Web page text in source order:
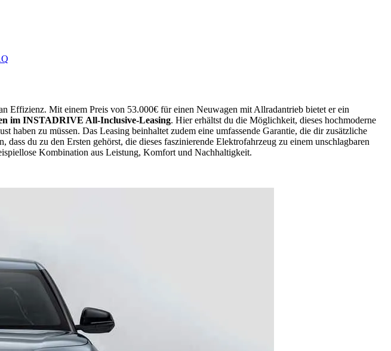
Effizienz. Mit einem Preis von 53.000€ für einen Neuwagen mit Allradantrieb bietet er ein
im INSTADRIVE All-Inclusive-Leasing. Hier erhältst du die Möglichkeit, dieses hochmoderne
zu müssen. Das Leasing beinhaltet zudem eine umfassende Garantie, die dir zusätzliche
du zu den Ersten gehörst, die dieses faszinierende Elektrofahrzeug zu einem unschlagbaren
Kombination aus Leistung, Komfort und Nachhaltigkeit.